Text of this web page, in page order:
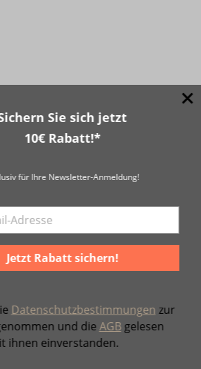
Sie sich jetzt
10€ Rabatt!*
für Ihre Newsletter-Anmeldung!
Jetzt Rabatt sichern!
Datenschutzbestimmungen zur
und dieAGBgelesen
ihnen einverstanden.
& 10€ Gutschein
bei Anmeldung zum Newsletter.
zur Kenntnis genommen und die